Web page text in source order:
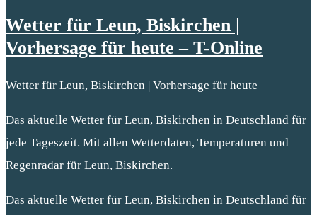
Wetter für Leun, Biskirchen |
Vorhersage für heute – T-Online
Wetter für Leun, Biskirchen | Vorhersage für heute
Das aktuelle Wetter für Leun, Biskirchen in Deutschland für
jede Tageszeit. Mit allen Wetterdaten, Temperaturen und
Regenradar für Leun, Biskirchen.
Das aktuelle Wetter für Leun, Biskirchen in Deutschland für